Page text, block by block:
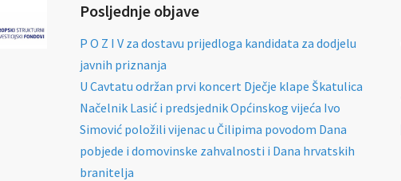
Posljednje objave
P O Z I V za dostavu prijedloga kandidata za dodjelu
javnih priznanja
U Cavtatu održan prvi koncert Dječje klape Škatulica
Načelnik Lasić i predsjednik Općinskog vijeća Ivo
Simović položili vijenac u Čilipima povodom Dana
pobjede i domovinske zahvalnosti i Dana hrvatskih
branitelja